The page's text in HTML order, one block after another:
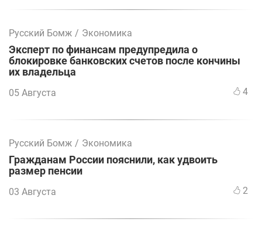
Русский Бомж / Экономика
Эксперт по финансам предупредила о
блокировке банковских счетов после кончины
их владельца
05 Августа 4
Русский Бомж / Экономика
Гражданам России пояснили, как удвоить
размер пенсии
03 Августа 2